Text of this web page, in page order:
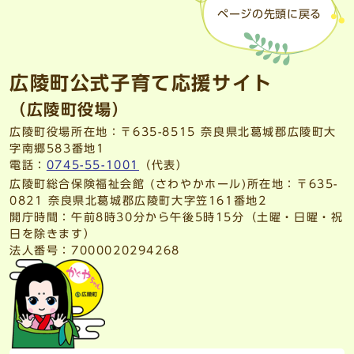
ページの先頭に戻る
広陵町公式子育て応援サイト
（広陵町役場）
広陵町役場所在地：〒635-8515 奈良県北葛城郡広陵町大
字南郷583番地1
電話： 0745-55-1001
（代表）
広陵町総合保険福祉会館 (さわやかホール)所在地：〒635-
0821 奈良県北葛城郡広陵町大字笠161番地2
開庁時間：午前8時30分から午後5時15分（土曜・日曜・祝
日を除きます）
法人番号：7000020294268